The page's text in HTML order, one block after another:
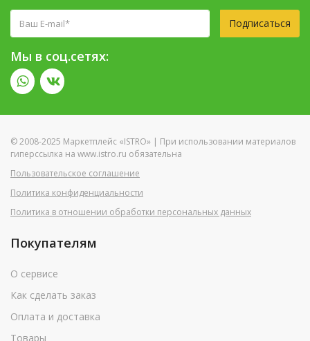
Подписаться
Мы в соц.сетях:
© 2008-2025 Маркетплейс «ISTRO» | При использовании материалов
гиперссылка на www.istro.ru обязательна
Пользовательское соглашение
Политика конфиденциальности
Политика в отношении обработки персональных данных
Покупателям
О сервисе
Как сделать заказ
Оплата и доставка
Товары